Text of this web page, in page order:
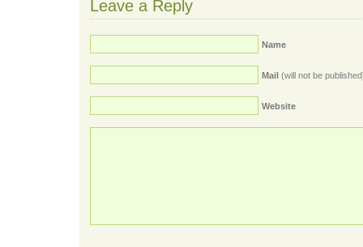
Leave a Reply
Name
Mail (will not be
Website